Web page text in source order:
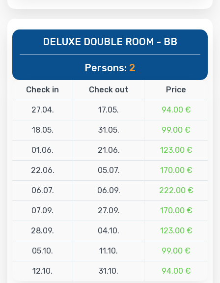
DELUXE DOUBLE ROOM - BB
Persons: 2
Check in Check out Price
27.04. 17.05. 94.00 €
18.05. 31.05. 99.00 €
01.06. 21.06. 123.00 €
22.06. 05.07. 170.00 €
06.07. 06.09. 222.00 €
07.09. 27.09. 170.00 €
28.09. 04.10. 123.00 €
05.10. 11.10. 99.00 €
12.10. 31.10. 94.00 €